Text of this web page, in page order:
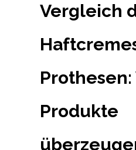
Vergleich
Produkte